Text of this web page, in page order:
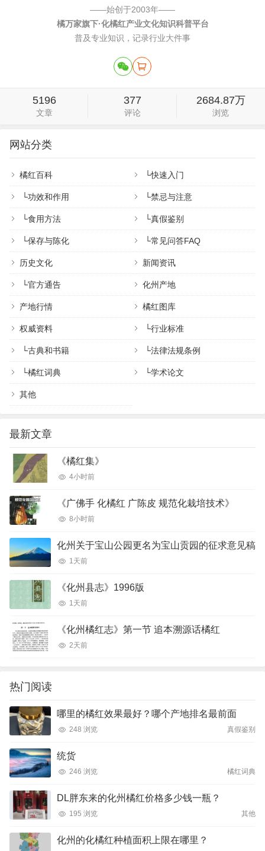
——始创于2003年——
橘万家旗下·化橘红产业文化知识科普平台
普及专业知识，记录行业大件事
5196
文章
377
评论
2684.87万
浏览
网站分类
橘红百科 └快速入门
└功效和作用 └禁忌与注意
└食用方法 └真假鉴别
└保存与陈化 └常见问答FAQ
历史文化 新闻资讯
└官方通告 化州产地
产地行情 橘红图库
权威资料 └行业标准
└古典和书籍 └法律法规条例
└橘红词典 └学术论文
其他
最新文章
《橘红集》
4小时前
《广佛手 化橘红 广陈皮 规范化栽培技术》
8小时前
化州关于宝山公园更名为宝山贡园的征求意见稿
1天前
《化州县志》1996版
1天前
《化州橘红志》第一节 追本溯源话橘红
2天前
热门阅读
哪里的橘红效果最好？哪个产地排名最前面
248 浏览 真假鉴别
统货
246 浏览 橘红词典
DL胖东来的化州橘红价格多少钱一瓶？
195 浏览 其他
化州的化橘红种植面积上限在哪里？